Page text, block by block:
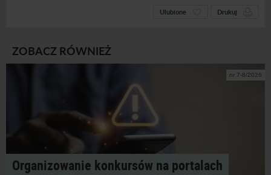
Ulubione Drukuj
ZOBACZ RÓWNIEŻ
nr 7-8/2026
Organizowanie konkursów na portalach